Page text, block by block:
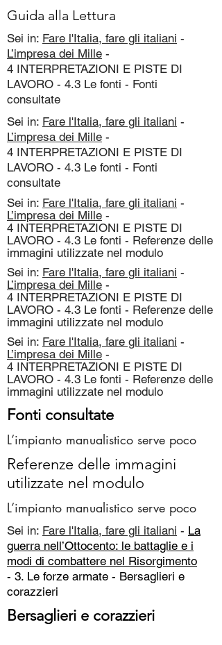
Guida alla Lettura
Sei in: Fare l'Italia, fare gli italiani -
L’impresa dei Mille -
4 INTERPRETAZIONI E PISTE DI
LAVORO - 4.3 Le fonti - Fonti
consultate
Sei in: Fare l'Italia, fare gli italiani -
L’impresa dei Mille -
4 INTERPRETAZIONI E PISTE DI
LAVORO - 4.3 Le fonti - Fonti
consultate
Sei in: Fare l'Italia, fare gli italiani -
L’impresa dei Mille -
4 INTERPRETAZIONI E PISTE DI
LAVORO - 4.3 Le fonti - Referenze delle
immagini utilizzate nel modulo
Sei in: Fare l'Italia, fare gli italiani -
L’impresa dei Mille -
4 INTERPRETAZIONI E PISTE DI
LAVORO - 4.3 Le fonti - Referenze delle
immagini utilizzate nel modulo
Sei in: Fare l'Italia, fare gli italiani -
L’impresa dei Mille -
4 INTERPRETAZIONI E PISTE DI
LAVORO - 4.3 Le fonti - Referenze delle
immagini utilizzate nel modulo
Fonti consultate
L’impianto manualistico serve poco
Referenze delle immagini
utilizzate nel modulo
L’impianto manualistico serve poco
Sei in: Fare l'Italia, fare gli italiani - La
guerra nell’Ottocento: le battaglie e i
modi di combattere nel Risorgimento
- 3. Le forze armate - Bersaglieri e
corazzieri
Bersaglieri e corazzieri